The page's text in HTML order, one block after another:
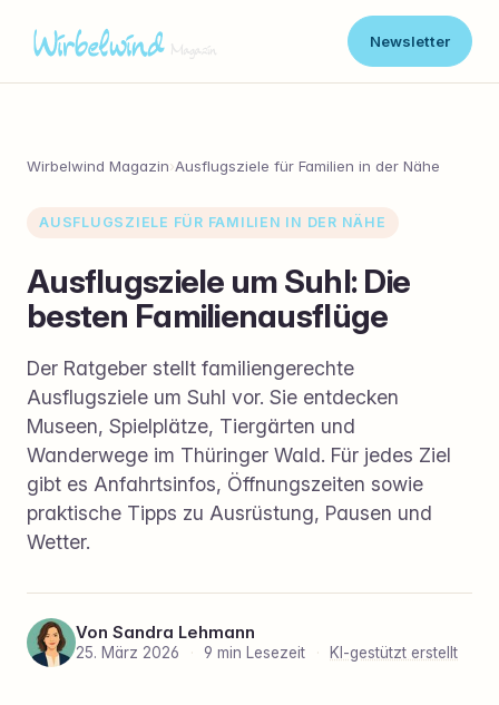
Newsletter
Wirbelwind Magazin›Ausflugsziele für Familien in der Nähe
AUSFLUGSZIELE FÜR FAMILIEN IN DER NÄHE
Ausflugsziele um Suhl: Die
besten Familienausflüge
Der Ratgeber stellt familiengerechte
Ausflugsziele um Suhl vor. Sie entdecken
Museen, Spielplätze, Tiergärten und
Wanderwege im Thüringer Wald. Für jedes Ziel
gibt es Anfahrtsinfos, Öffnungszeiten sowie
praktische Tipps zu Ausrüstung, Pausen und
Wetter.
Von Sandra Lehmann
25. März 2026 · 9 min Lesezeit · KI-gestützt erstellt